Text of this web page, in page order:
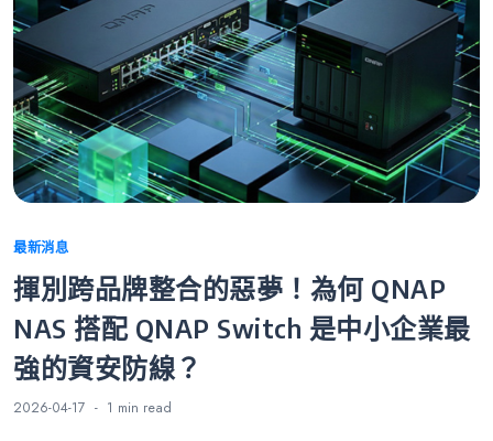
Categories
最新消息
揮別跨品牌整合的惡夢！為何 QNAP
NAS 搭配 QNAP Switch 是中小企業最
強的資安防線？
2026-04-17 1 min read